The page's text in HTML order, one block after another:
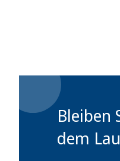
Bleiben
dem